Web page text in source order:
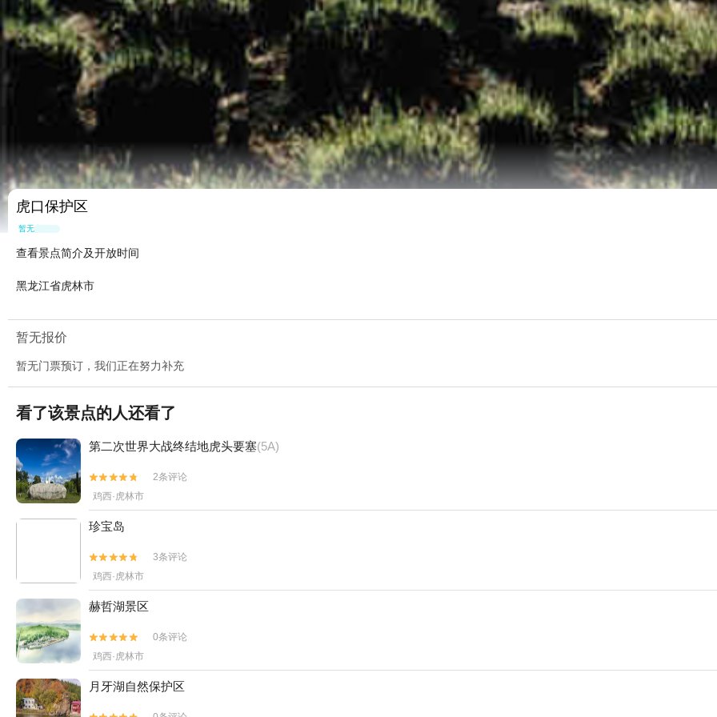
虎口保护区
暂无点评
查看景点简介及开放时间
黑龙江省虎林市
暂无报价
暂无门票预订，我们正在努力补充
看了该景点的人还看了
第二次世界大战终结地虎头要塞(5A)


2条评论
鸡西·虎林市
珍宝岛


3条评论
鸡西·虎林市
赫哲湖景区


0条评论
鸡西·虎林市
月牙湖自然保护区